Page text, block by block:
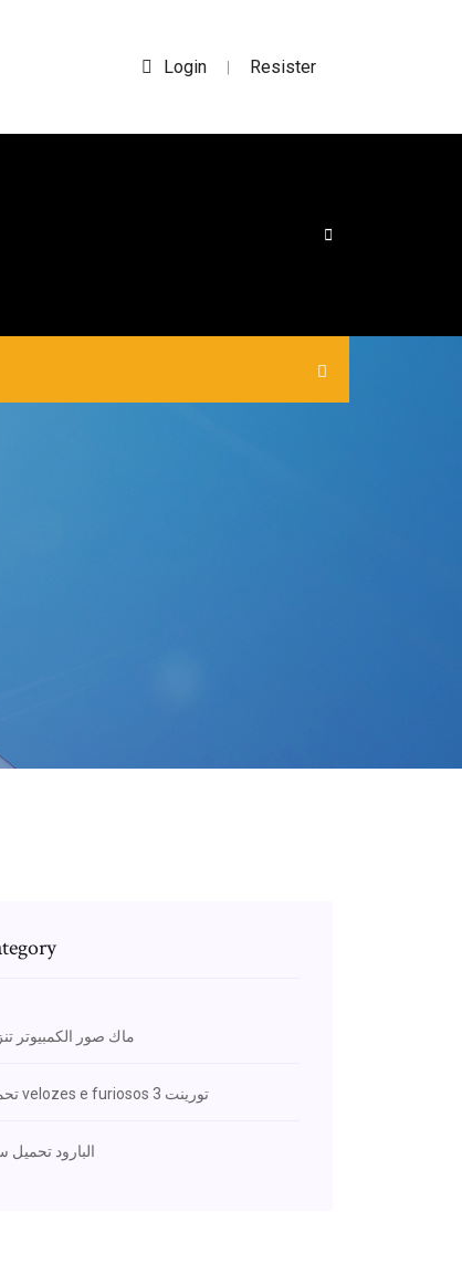
Login | Resister
ماك صور الكمبيوتر
تحميل velozes e furiosos 3 تورينت
البارود تحميل